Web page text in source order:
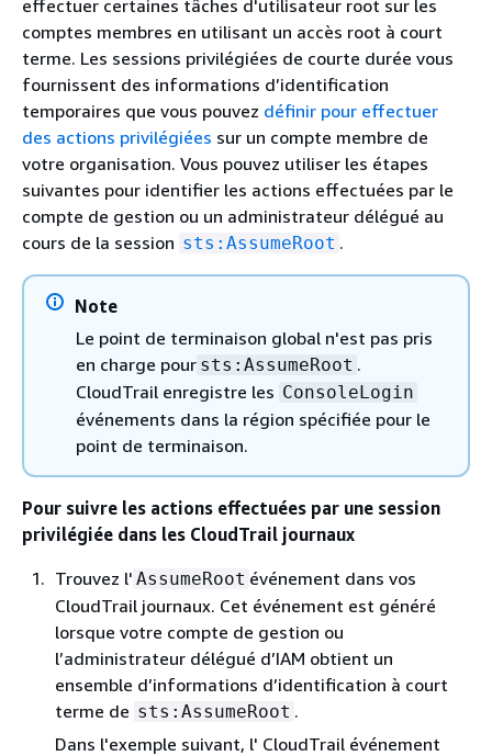
effectuer certaines tâches d'utilisateur root sur les
comptes membres en utilisant un accès root à court
terme. Les sessions privilégiées de courte durée vous
fournissent des informations d’identification
temporaires que vous pouvez définir pour effectuer
des actions privilégiées sur un compte membre de
votre organisation. Vous pouvez utiliser les étapes
suivantes pour identifier les actions effectuées par le
compte de gestion ou un administrateur délégué au
cours de la session sts:AssumeRoot .
Note
Le point de terminaison global n'est pas pris
en charge pour sts:AssumeRoot .
CloudTrail enregistre les ConsoleLogin
événements dans la région spécifiée pour le
point de terminaison.
Pour suivre les actions effectuées par une session
privilégiée dans les CloudTrail journaux
Trouvez l' AssumeRoot événement dans vos
CloudTrail journaux. Cet événement est généré
lorsque votre compte de gestion ou
l’administrateur délégué d’IAM obtient un
ensemble d’informations d’identification à court
terme de sts:AssumeRoot .
Dans l'exemple suivant, l' CloudTrail événement